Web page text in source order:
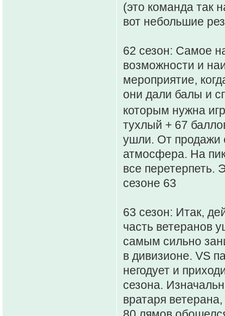
(это команда так
вот небольшие
62 сезон: Самое
возможности и
мероприятие,
они дали балы и
которым нужна
тухлый + 67
ушли. От продажи
атмосфера. На
все перетерпеть.
сезоне 63
63 сезон: Итак,
часть ветеранов
самым сильно
в дивизионе. VS
негодует и
сезона.
вратаря